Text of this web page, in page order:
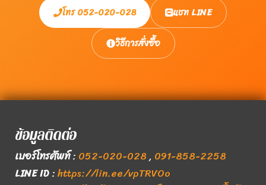
โทร 052-020-028
แชท LINE
วิธีการสั่งซื้อ
ข้อมูลติดต่อ
เบอร์โทรศัพท์: 052-020-028, 091-858-2258
LINE ID:https://lin.ee/vpTRVOo